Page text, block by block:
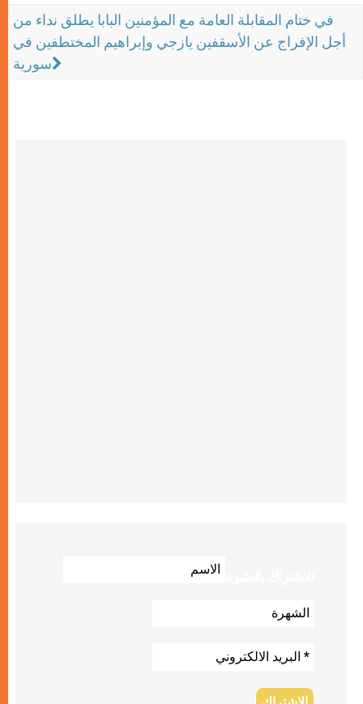
في ختام المقابلة العامة مع المؤمنين البابا يطلق نداء من
أجل الإفراج عن الأسقفين يازجي وإبراهيم المختطفين في
سورية